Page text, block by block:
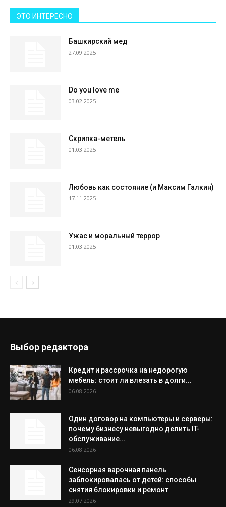
ЭТО ИНТЕРЕСНО
Башкирский мед
27.09.2025
Do you love me
03.02.2025
Скрипка-метель
01.03.2025
Любовь как состояние (и Максим Галкин)
17.11.2025
Ужас и моральный террор
01.03.2025
Выбор редактора
Кредит и рассрочка на недорогую
мебель: стоит ли влезать в долги...
06.08.2026
Один договор на компьютеры и серверы:
почему бизнесу невыгодно делить IT-
обслуживание...
06.08.2026
Сенсорная варочная панель
заблокировалась от детей: способы
снятия блокировки и ремонт
29.07.2026